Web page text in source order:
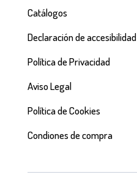
Catálogos
Declaración de accesibilidad
Política de Privacidad
Aviso Legal
Política de Cookies
Condiones de compra